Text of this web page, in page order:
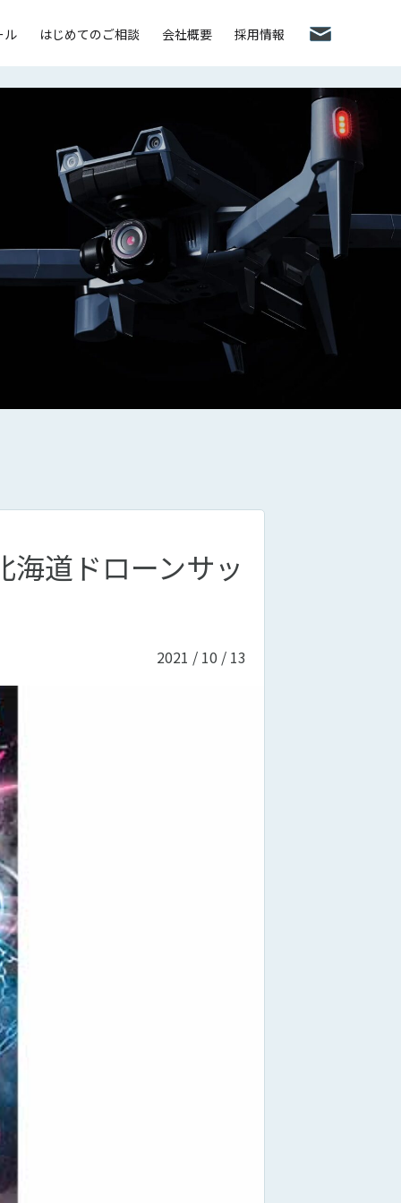
ル はじめてのご相談 会社概要 採用情報
道ドローンサッ
2021 / 10 / 13